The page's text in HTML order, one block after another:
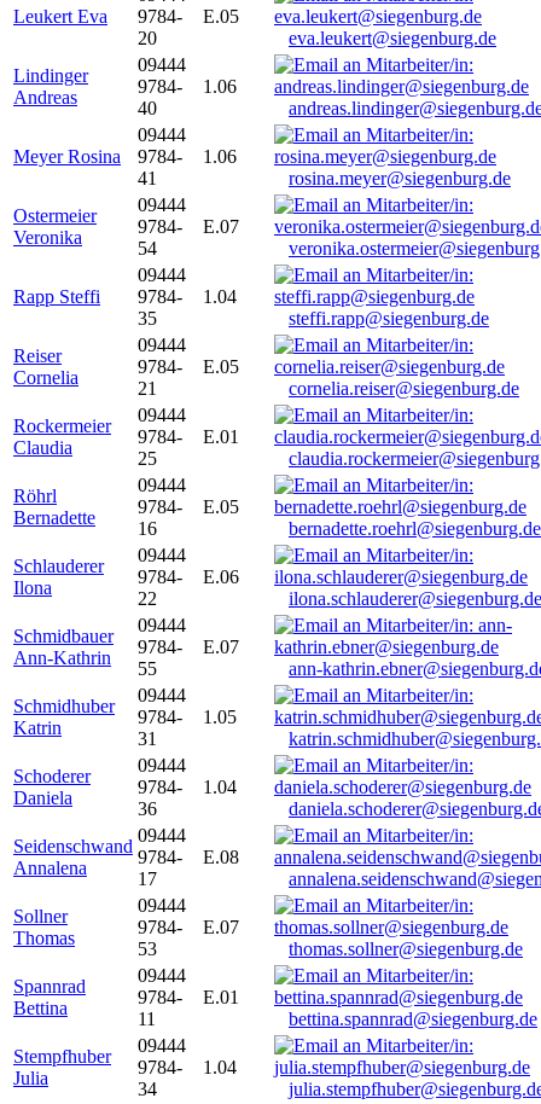
Leukert Eva
9784-
20
E.05
eva.leukert@siegenburg.de
Lindinger
Andreas
09444
9784-
40
1.06
Meyer Rosina
09444
9784-
41
1.06
rosina.meyer@siegenburg.de
Ostermeier
Veronika
09444
9784-
54
E.07
Rapp Steffi
09444
9784-
35
1.04
steffi.rapp@siegenburg.de
Reiser
Cornelia
09444
9784-
21
E.05
cornelia.reiser@siegenburg.de
Rockermeier
Claudia
09444
9784-
25
E.01
Röhrl
Bernadette
09444
9784-
16
E.05
bernadette.roehrl@siegenburg.de
Schlauderer
Ilona
09444
9784-
22
E.06
ilona.schlauderer@siegenburg.de
Schmidbauer
Ann-Kathrin
09444
9784-
55
E.07
ann-
Schmidhuber
Katrin
09444
9784-
31
1.05
Schoderer
Daniela
09444
9784-
36
1.04
Seidenschwand
Annalena
09444
9784-
17
E.08
Sollner
Thomas
09444
9784-
53
E.07
thomas.sollner@siegenburg.de
Spannrad
Bettina
09444
9784-
11
E.01
bettina.spannrad@siegenburg.de
Stempfhuber
Julia
09444
9784-
34
1.04